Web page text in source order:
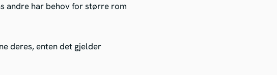
andre har behov for større rom
deres, enten det gjelder